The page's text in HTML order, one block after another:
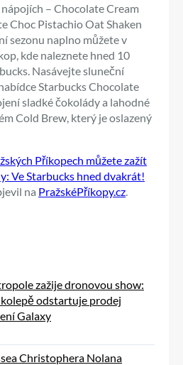
– Chocolate Cream
Choc Pistachio Oat Shaken
sezonu naplno můžete v
kde naleznete hned 10
Nasávejte sluneční
Starbucks Chocolate
sladké čokolády a lahodné
Cold Brew, který je oslazený
Příkopech můžete zažít
Ve Starbucks hned dvakrát!
na PražskéPříkopy.cz
zažije dronovou show:
odstartuje prodej
Galaxy
Christophera Nolana